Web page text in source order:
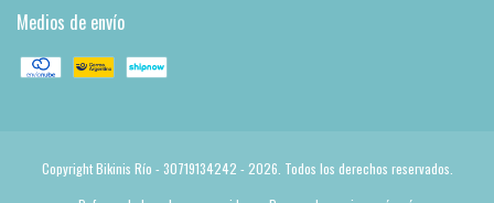
Medios de envío
Copyright Bikinis Río - 30719134242 - 2026. Todos los derechos reservados.